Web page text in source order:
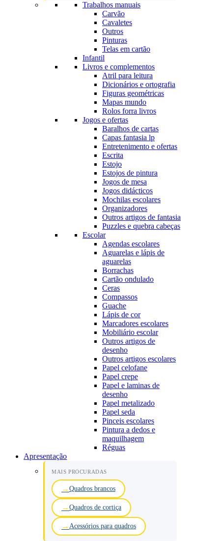
Trabalhos manuais
Carvão
Cavaletes
Outros
Pinturas
Telas em cartão
Infantil
Livros e complementos
Atril para leitura
Dicionários e ortografia
Figuras geométricas
Mapas mundo
Rolos forra livros
Jogos e ofertas
Baralhos de cartas
Capas fantasia lp
Entretenimento e ofertas
Escrita
Estojo
Estojos de pintura
Jogos de mesa
Jogos didácticos
Mochilas escolares
Organizadores
Outros artigos de fantasia
Puzzles e quebra cabeças
Escolar
Agendas escolares
Aguarelas e lápis de
aguarelas
Borrachas
Cartão ondulado
Ceras
Compassos
Guache
Lápis de cor
Marcadores escolares
Mobiliário escolar
Outros artigos de
desenho
Outros artigos escolares
Papel celofane
Papel crepe
Papel e laminas de
desenho
Papel metalizado
Papel seda
Pinceis escolares
Pintura a dedos e
maquilhagem
Réguas
Apresentação
MAIS PROCURADAS
Quadros brancos
Quadros de cortiça
Acessórios para quadros